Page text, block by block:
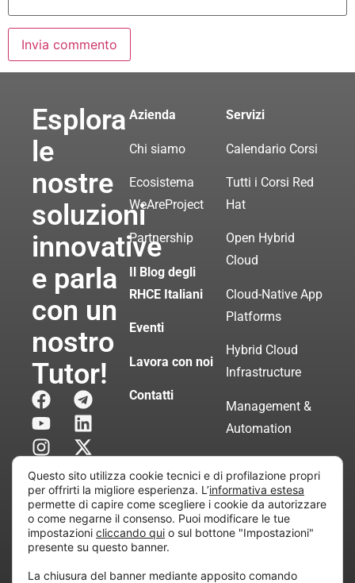
Esplora
le
nostre
soluzioni
innovative
e parla
con un
nostro
Tutor!
Azienda
Chi siamo
Ecosistema
WeAreProject
Partnership
Il Blog degli
RHCE Italiani
Eventi
Lavora con noi
Contatti
Servizi
Calendario Corsi
Tutti i Corsi Red
Hat
Open Hybrid
Cloud
Cloud-Native App
Platforms
Hybrid Cloud
Infrastructure
Management &
Automation
Servizi di
Consulenza
Certificata
all’attività di direzione e coordinamento di “Project
Questo sito utilizza cookie tecnici e di profilazione propri
per offrirti la migliore esperienza. L’informativa estesa
permette di capire come scegliere i cookie da autorizzare
o come negarne il consenso. Puoi modificare le tue
impostazioni cliccando qui o sul bottone "Impostazioni"
presente su questo banner.
La chiusura del banner mediante apposito comando